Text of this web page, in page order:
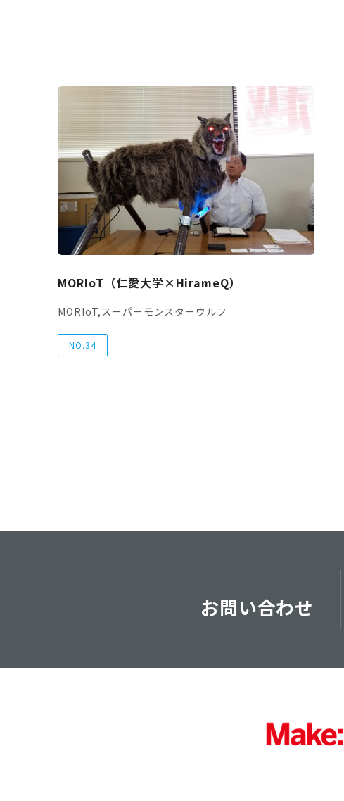
MORIoT（仁愛大学×HirameQ）
MORIoT,スーパーモンスターウルフ
NO.34
お問い合わせ